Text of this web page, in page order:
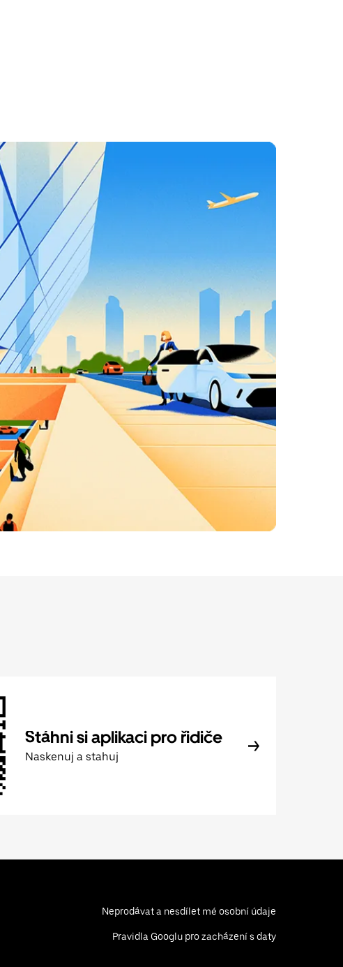
Stáhni si aplikaci pro řidiče
Naskenuj a stahuj
Neprodávat a nesdílet mé osobní údaje
Pravidla Googlu pro zacházení s daty